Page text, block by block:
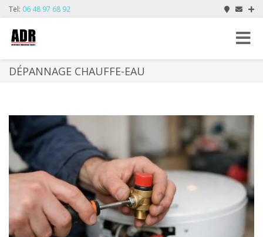
Tel: 06 48 97 68 92
Toggle
DÉPANNAGE CHAUFFE-EAU